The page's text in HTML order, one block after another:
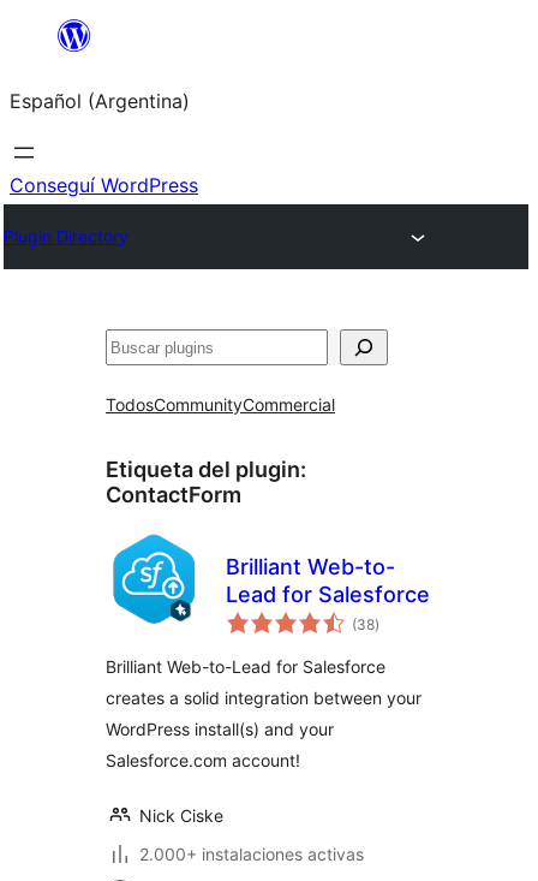
Saltar
contenido
Español (Argentina)
Conseguí WordPress
Plugin Directory
Buscar
TodosCommunityCommercial
Etiqueta del plugin:
ContactForm
Brilliant Web-to-
Lead for Salesforce
(38total
de
)
Brilliant Web-to-Lead for Salesforce
creates a solid integration between your
WordPress install(s) and your
Salesforce.com account!
Nick Ciske
2.000+ instalaciones activas